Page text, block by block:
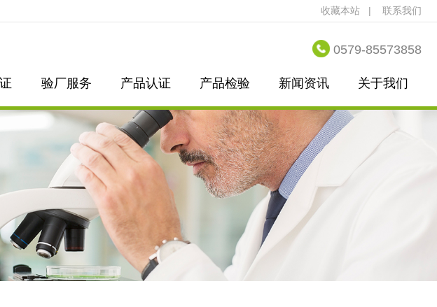
收藏本站 | 联系我们
验厂服务 产品认证 产品检验 新闻资讯 关于我们
0579-85573858